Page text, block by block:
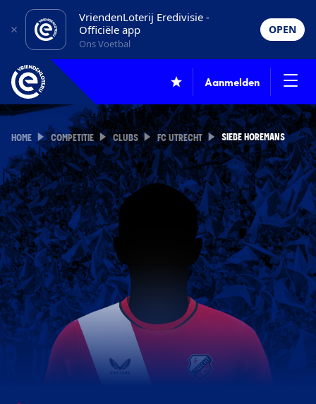
VriendenLoterij Eredivisie -
Officiële app
Ons Voetbal
OPEN
Aanmelden
HOME COMPETITIE CLUBS FC UTRECHT SIEBE HOREMANS